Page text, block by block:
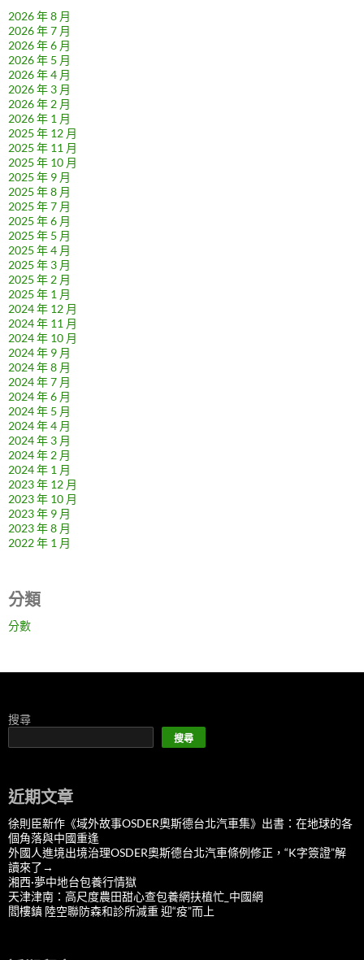
2026 年 8 月
2026 年 7 月
2026 年 6 月
2026 年 5 月
2026 年 4 月
2026 年 3 月
2026 年 2 月
2026 年 1 月
2025 年 12 月
2025 年 11 月
2025 年 10 月
2025 年 9 月
2025 年 8 月
2025 年 7 月
2025 年 6 月
2025 年 5 月
2025 年 4 月
2025 年 3 月
2025 年 2 月
2025 年 1 月
2024 年 12 月
2024 年 11 月
2024 年 10 月
2024 年 9 月
2024 年 8 月
2024 年 7 月
2024 年 6 月
2024 年 5 月
2024 年 4 月
2024 年 3 月
2024 年 2 月
2024 年 1 月
2023 年 12 月
2023 年 10 月
2023 年 9 月
2023 年 8 月
2022 年 1 月
分類
分數
搜尋
搜尋
近期文章
徐則臣新作《域外故事OSDER奧斯德台北汽車集》出書：在地球的各
個角落與中國重逢
外國人進境出境治理OSDER奧斯德台北汽車條例修正，“K字簽證”解
讀來了→
湘西·夢中地台包養行情獄
天津津南：高尺度農田甜心查包養網扶植忙_中國網
閻樓鎮 陸空聯防森和診所減重 迎“疫”而上